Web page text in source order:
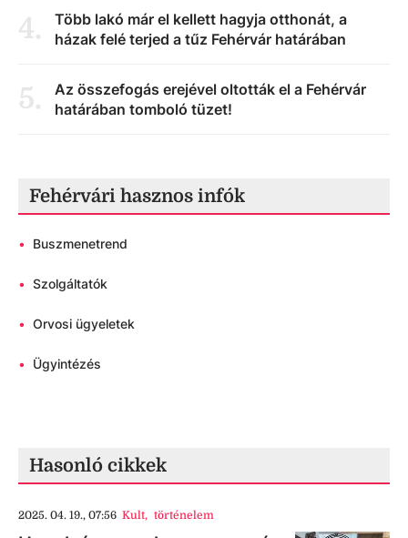
4.
Több lakó már el kellett hagyja otthonát, a
házak felé terjed a tűz Fehérvár határában
5.
Az összefogás erejével oltották el a Fehérvár
határában tomboló tüzet!
Fehérvári hasznos infók
• Buszmenetrend
• Szolgáltatók
• Orvosi ügyeletek
• Ügyintézés
Hasonló cikkek
2025. 04. 19., 07:56 Kult, történelem